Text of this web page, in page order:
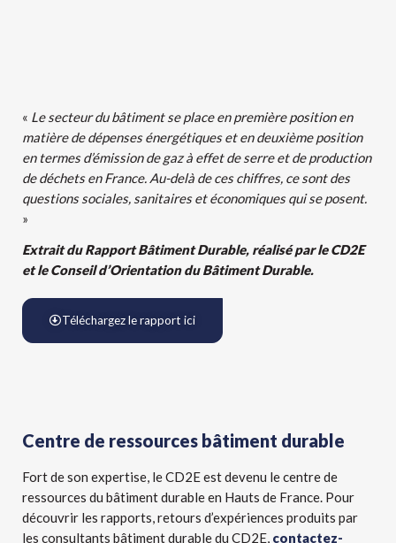
« Le secteur du bâtiment se place en première position en
matière de dépenses énergétiques et en deuxième position
en termes d’émission de gaz à effet de serre et de production
de déchets en France. Au-delà de ces chiffres, ce sont des
questions sociales, sanitaires et économiques qui se posent.
»
Extrait du Rapport Bâtiment Durable, réalisé par le CD2E
et le Conseil d’Orientation du Bâtiment Durable.
Téléchargez le rapport ici
Centre de ressources bâtiment durable
Fort de son expertise, le CD2E est devenu le centre de
ressources du bâtiment durable en Hauts de France. Pour
découvrir les rapports, retours d’expériences produits par
les consultants bâtiment durable du CD2E, contactez-